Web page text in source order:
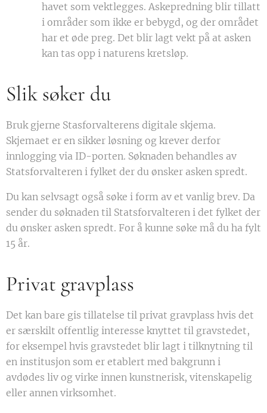
havet som vektlegges. Askepredning blir tillatt
i områder som ikke er bebygd, og der området
har et øde preg. Det blir lagt vekt på at asken
kan tas opp i naturens kretsløp.
Slik søker du
Bruk gjerne Stasforvalterens digitale skjema.
Skjemaet er en sikker løsning og krever derfor
innlogging via ID-porten. Søknaden behandles av
Statsforvalteren i fylket der du ønsker asken spredt.
Du kan selvsagt også søke i form av et vanlig brev. Da
sender du søknaden til Statsforvalteren i det fylket der
du ønsker asken spredt. For å kunne søke må du ha fylt
15 år.
Privat gravplass
Det kan bare gis tillatelse til privat gravplass hvis det
er særskilt offentlig interesse knyttet til gravstedet,
for eksempel hvis gravstedet blir lagt i tilknytning til
en institusjon som er etablert med bakgrunn i
avdødes liv og virke innen kunstnerisk, vitenskapelig
eller annen virksomhet.